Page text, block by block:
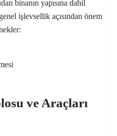
binanın yapısına dahil
işlevsellik açısından önem
ve Araçları